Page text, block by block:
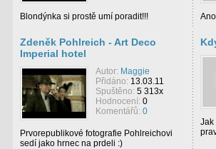
Blondýnka si prostě umí poradit!!!
Zdeněk Pohlreich - Art Deco
Imperial hotel
Autor: Maggie
Přidáno: 13.03.11
Spuštěno: 5 313x
Hodnocení: 0
Komentářů: 0
Prvorepublikové fotografie Pohlreichovi
sedí jako hrnec na prdeli :)
Jak